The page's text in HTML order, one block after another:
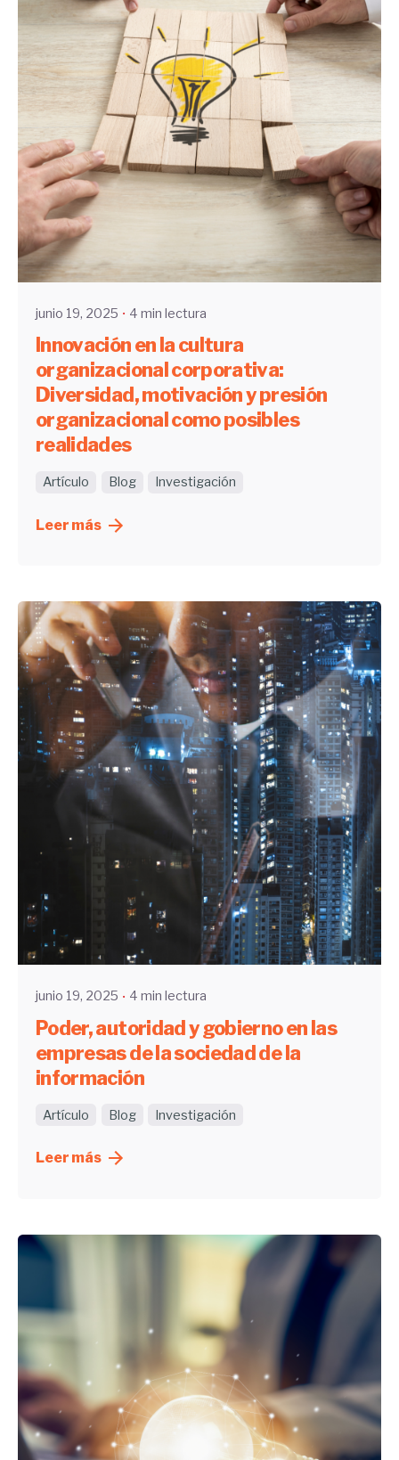
junio 19, 2025 4 min lectura
Innovación en la cultura
organizacional corporativa:
Diversidad, motivación y presión
organizacional como posibles
realidades
Artículo Blog Investigación
Leer más
Enviado por
junio 19, 2025 4 min lectura
Poder, autoridad y gobierno en las
empresas de la sociedad de la
información
Artículo Blog Investigación
Leer más